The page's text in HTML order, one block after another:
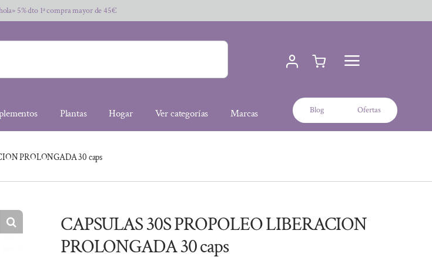
5% dto 1ª compra mayor de 45€
Plantas Hogar Ver categorías Marcas Blog Ofertas
PROLONGADA 30 caps
CAPSULAS 30S PROPOLEO LIBERACION
PROLONGADA 30 caps